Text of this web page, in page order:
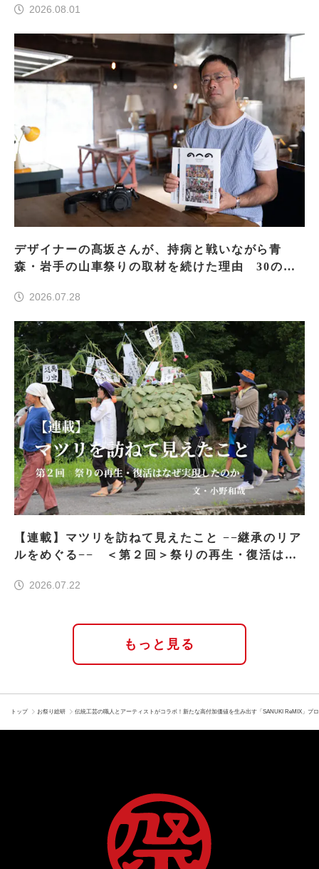
2026.08.01
デザイナーの髙坂さんが、持病と戦いながら青
森・岩手の山車祭りの取材を続けた理由 30の山
2026.07.28
【連載】マツリを訪ねて見えたこと −−継承のリア
ルをめぐる−− ＜第２回＞祭りの再生・復活はな
2026.07.22
もっと見る
トップ お祭り総研 伝統工芸の職人とアーティストがコラボ！新たな高付加価値を生み出す「SANUKI ReMIX」プ